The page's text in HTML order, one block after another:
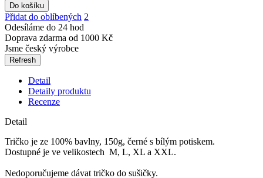
Do košíku
Přidat do oblíbených 2
Odesíláme do 24 hod
Doprava zdarma od 1000 Kč
Jsme český výrobce
Detail
Detaily produktu
Recenze
Detail
Tričko je ze 100% bavlny, 150g, černé s bílým potiskem.
Dostupné je ve velikostech M, L, XL a XXL.
Nedoporučujeme dávat tričko do sušičky.